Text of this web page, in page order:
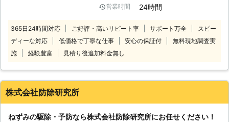
るベンリサービス】 東信ベンリサー
ごとを広くご依頼いただける便利な会
社です。各種修理、クリーニング、害
で、生活の中で気になることがあれば
お気軽にご相談ください。
など。 このようなお悩みやお困りに
異常を発見した際は、ご自宅にねずみ
が侵入している可能性があります。
ねずみは繁殖力が高いため、完全に根
し、個人で完全に駆除をするのは難し
ているダニやノミなどによる被害など
も考えられますので、ねずみ駆除をお
営業時間 24時間
365日24時間対応 ご好評・高いリピート率 サポート万全
スピー
ディーな対応
低価格で丁寧な仕事 安心の保証付
無料現地調査実
施
経験豊富 見積り後追加料金無し
株式会社防除研究所
ねずみの駆除・予防なら株式会社防除研究所にお任せください！